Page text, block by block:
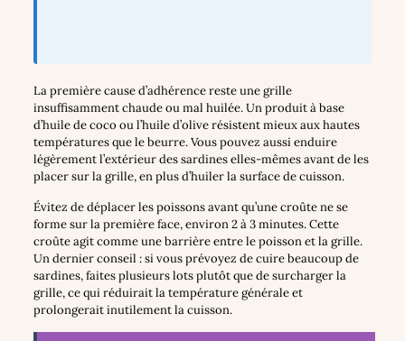
La première cause d’adhérence reste une grille
insuffisamment chaude ou mal huilée. Un produit à base
d’huile de coco ou l’huile d’olive résistent mieux aux hautes
températures que le beurre. Vous pouvez aussi enduire
légèrement l’extérieur des sardines elles-mêmes avant de les
placer sur la grille, en plus d’huiler la surface de cuisson.
Évitez de déplacer les poissons avant qu’une croûte ne se
forme sur la première face, environ 2 à 3 minutes. Cette
croûte agit comme une barrière entre le poisson et la grille.
Un dernier conseil : si vous prévoyez de cuire beaucoup de
sardines, faites plusieurs lots plutôt que de surcharger la
grille, ce qui réduirait la température générale et
prolongerait inutilement la cuisson.